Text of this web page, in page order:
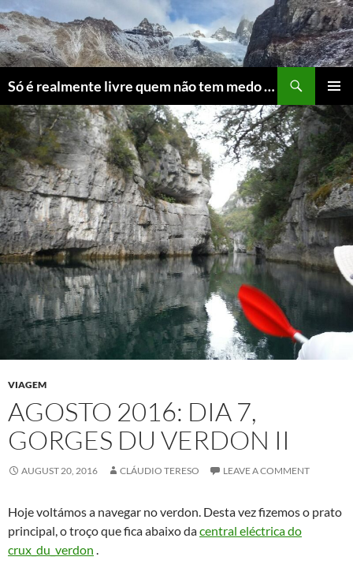
Skip
to
content
Só é realmente livre quem não tem medo do ridículo
MENU
VIAGEM
AGOSTO 2016: DIA 7,
GORGES DU VERDON II
AUGUST 20, 2016 CLÁUDIO TERESO LEAVE A COMMENT
Hoje voltámos a navegar no verdon. Desta vez fizemos o prato
principal, o troço que fica abaixo dacentral eléctrica do
crux_du_verdon